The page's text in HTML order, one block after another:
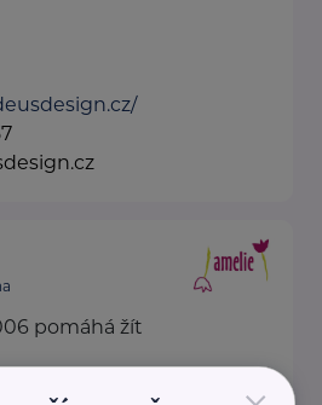
pomáhá žít